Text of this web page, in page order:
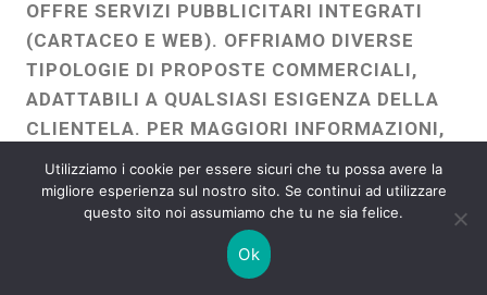
OFFRE SERVIZI PUBBLICITARI INTEGRATI
(CARTACEO E WEB). OFFRIAMO DIVERSE
TIPOLOGIE DI PROPOSTE COMMERCIALI,
ADATTABILI A QUALSIASI ESIGENZA DELLA
CLIENTELA. PER MAGGIORI INFORMAZIONI,
OFFICE TRAMITE WHAZZAPP AL NUMERO
389 6493830 - EMAIL:
ITALIAPRESSOFFICE@GMAIL.COM
FRANCESCO GENTILE
Utilizziamo i cookie per essere sicuri che tu possa avere la
migliore esperienza sul nostro sito. Se continui ad utilizzare
questo sito noi assumiamo che tu ne sia felice.
Ok